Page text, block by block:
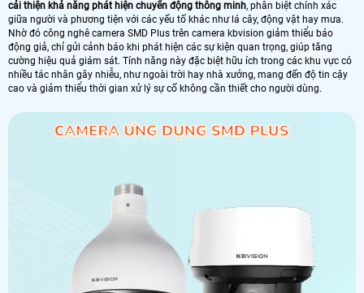
cải thiện khả năng phát hiện chuyển động thông minh, phân biệt chính xác
giữa người và phương tiện với các yếu tố khác như lá cây, động vật hay mưa.
Nhờ đó công nghê camera SMD Plus trên camera kbvision giảm thiểu báo
động giả, chỉ gửi cảnh báo khi phát hiện các sự kiện quan trọng, giúp tăng
cường hiệu quả giám sát. Tính năng này đặc biệt hữu ích trong các khu vực có
nhiều tác nhân gây nhiễu, như ngoài trời hay nhà xưởng, mang đến độ tin cậy
cao và giảm thiểu thời gian xử lý sự cố không cần thiết cho người dùng.